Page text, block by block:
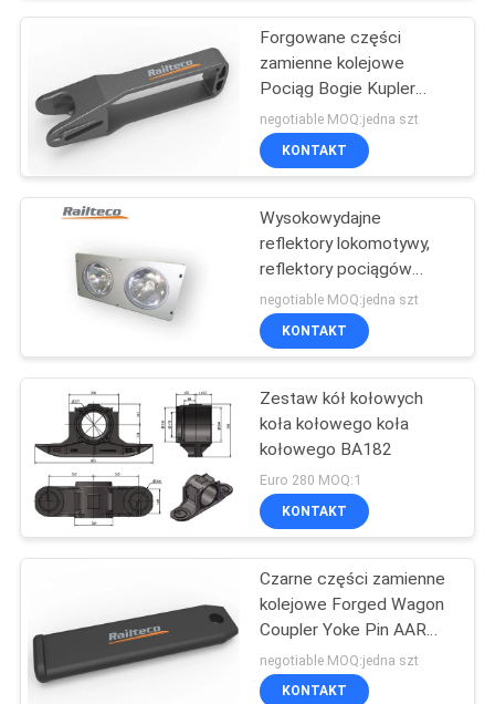
PRIVACY
POLICY
Forgowane części
zamienne kolejowe
Pociąg Bogie Kupler
Joga Dobre właściwości
mechaniczne
negotiable MOQ:jedna szt
KONTAKT
Wysokowydajne
reflektory lokomotywy,
reflektory pociągów
Długa żywotność
negotiable MOQ:jedna szt
KONTAKT
Zestaw kół kołowych
koła kołowego koła
kołowego BA182
Euro 280 MOQ:1
KONTAKT
Czarne części zamienne
kolejowe Forged Wagon
Coupler Yoke Pin AAR
Standard
negotiable MOQ:jedna szt
KONTAKT